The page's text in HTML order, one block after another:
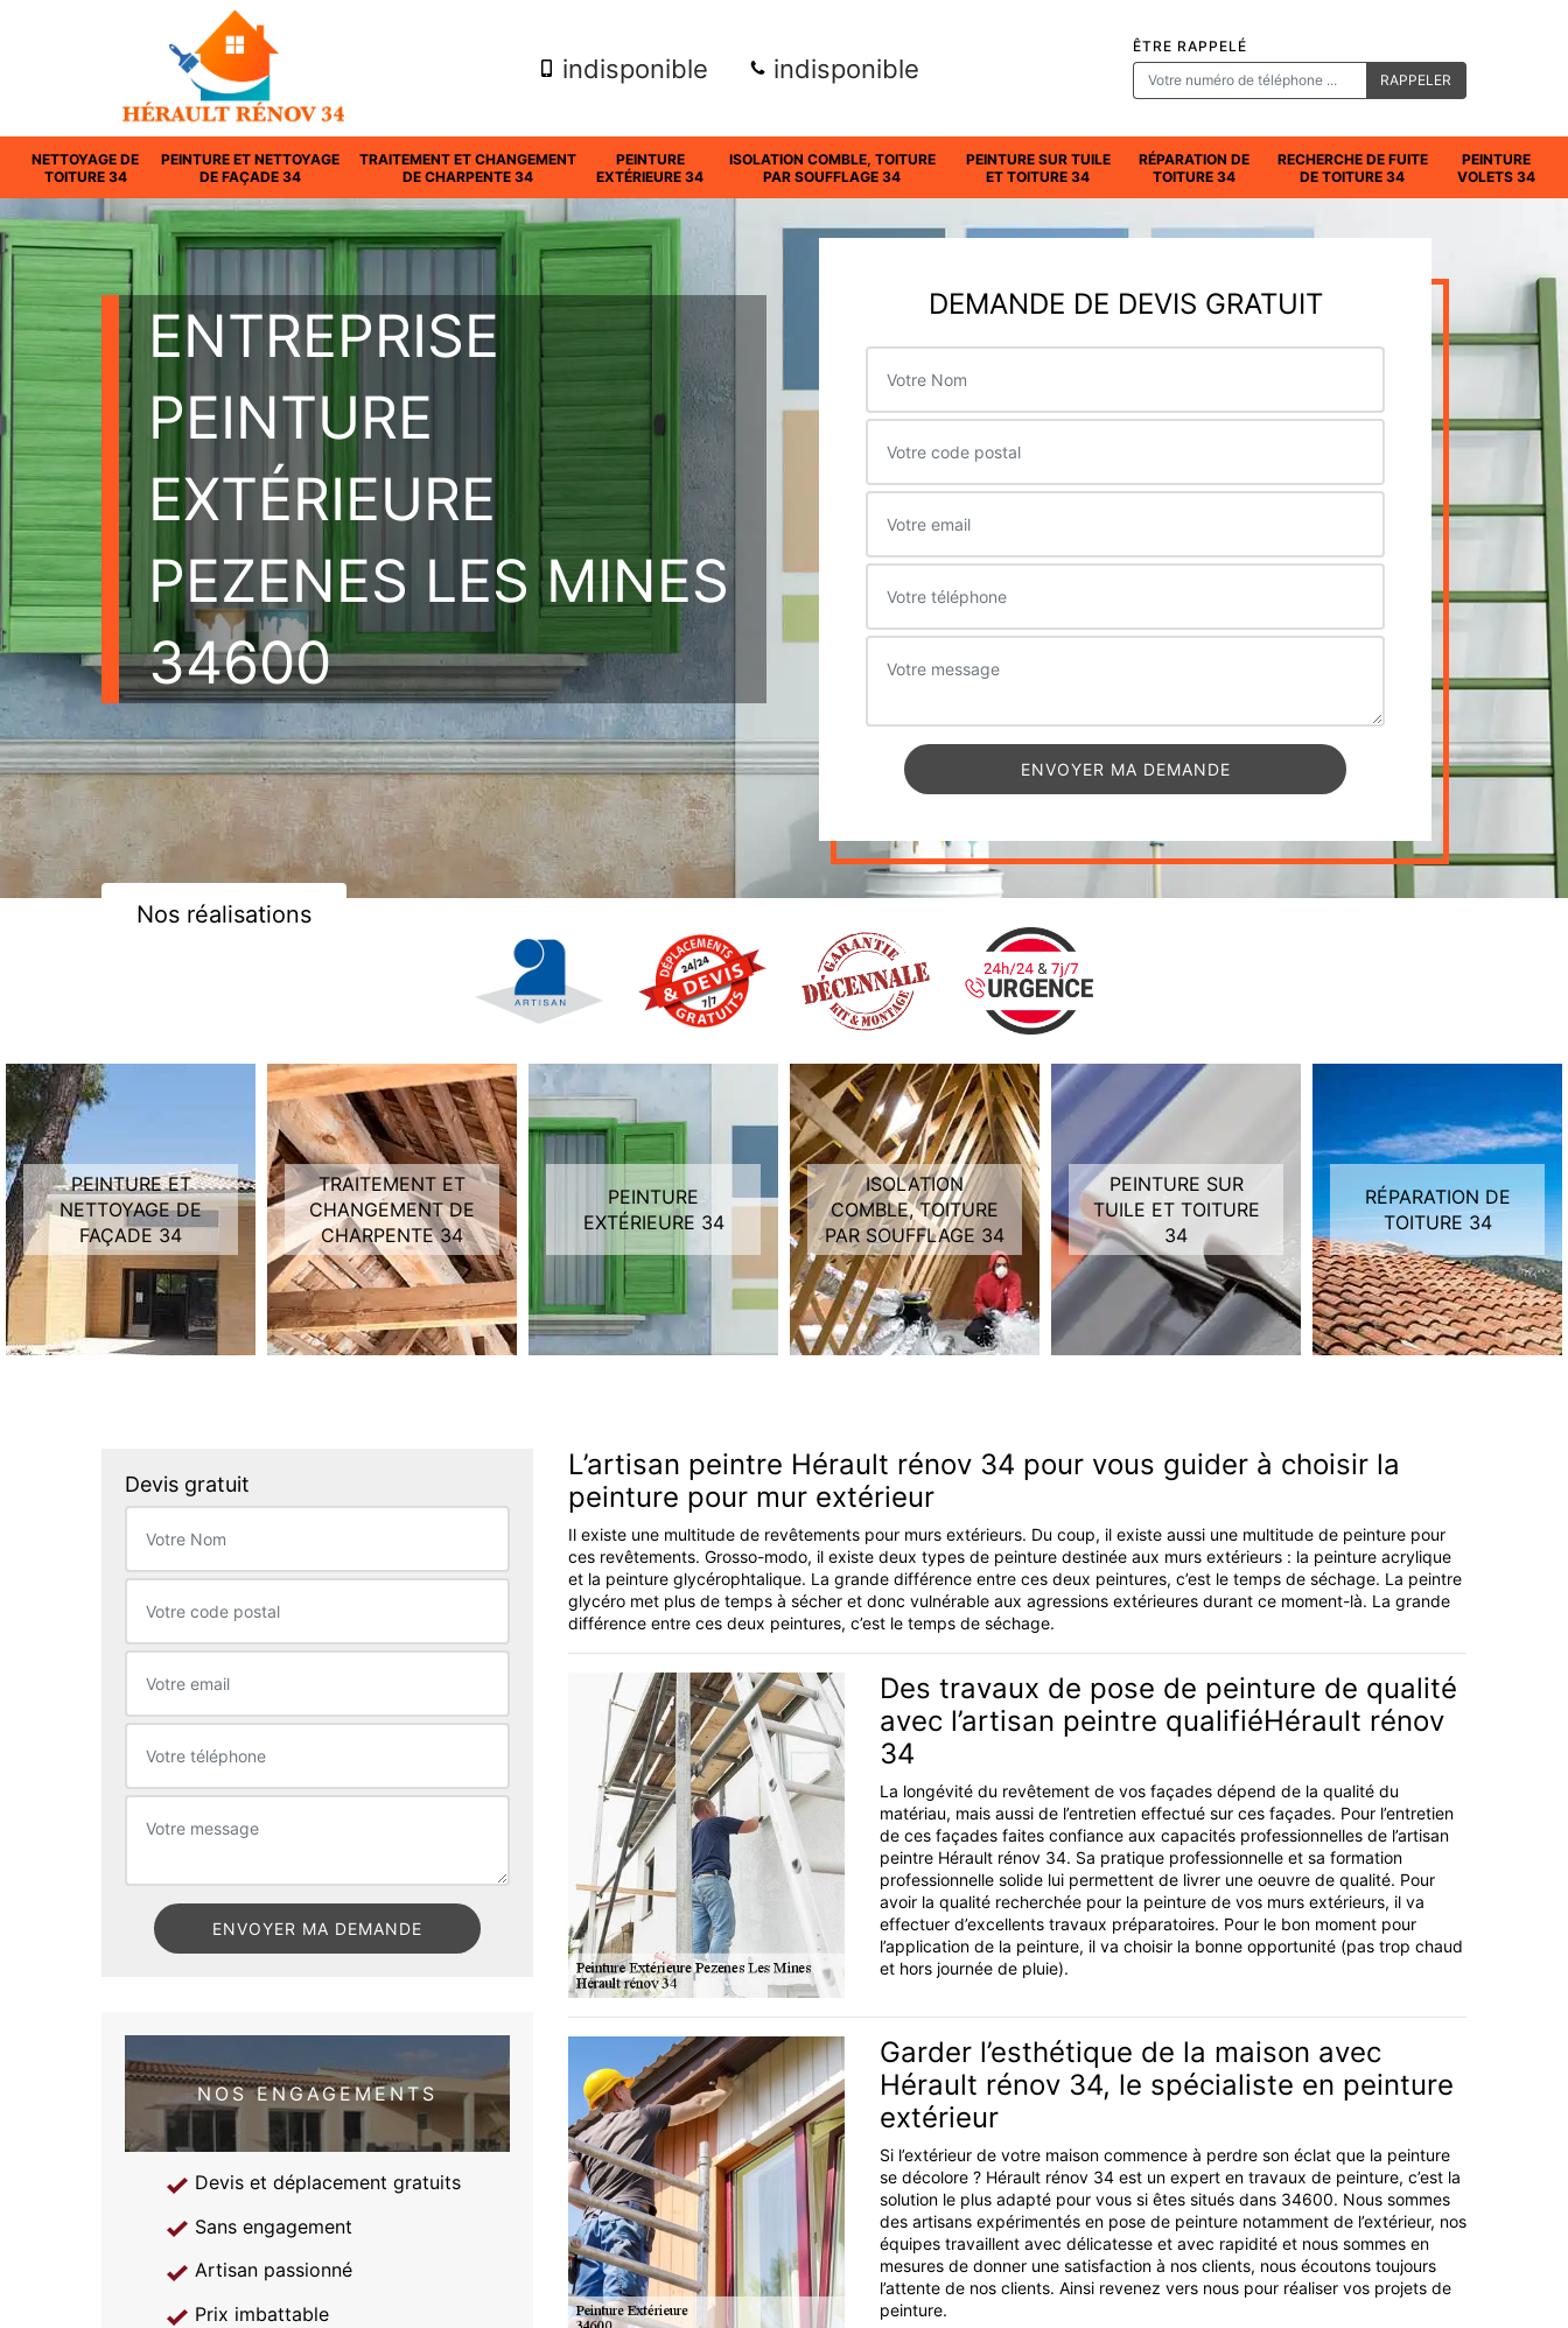
indisponible indisponible
ÊTRE RAPPELÉ
NETTOYAGE DE
TOITURE 34
PEINTURE ET NETTOYAGE
DE FAÇADE 34
TRAITEMENT ET CHANGEMENT
DE CHARPENTE 34
PEINTURE
EXTÉRIEURE 34
ISOLATION COMBLE, TOITURE
PAR SOUFFLAGE 34
PEINTURE SUR TUILE
ET TOITURE 34
RÉPARATION DE
TOITURE 34
RECHERCHE DE FUITE
DE TOITURE 34
PEINTURE
VOLETS 34
ENTREPRISE
PEINTURE
EXTÉRIEURE
PEZENES LES MINES
34600
Nos réalisations
DEMANDE DE DEVIS GRATUIT
PEINTURE ET
NETTOYAGE DE
FAÇADE 34
TRAITEMENT ET
CHANGEMENT DE
CHARPENTE 34
PEINTURE
EXTÉRIEURE 34
ISOLATION
COMBLE, TOITURE
PAR SOUFFLAGE 34
PEINTURE SUR
TUILE ET TOITURE
34
RÉPARATION DE
TOITURE 34
Devis gratuit
NOS ENGAGEMENTS
Devis et déplacement gratuits
Sans engagement
Artisan passionné
Prix imbattable
L’artisan peintre Hérault rénov 34 pour vous guider à choisir la
peinture pour mur extérieur
Il existe une multitude de revêtements pour murs extérieurs. Du coup, il existe aussi une multitude de peinture pour
ces revêtements. Grosso-modo, il existe deux types de peinture destinée aux murs extérieurs : la peinture acrylique
et la peinture glycérophtalique. La grande différence entre ces deux peintures, c’est le temps de séchage. La peintre
glycéro met plus de temps à sécher et donc vulnérable aux agressions extérieures durant ce moment-là. La grande
différence entre ces deux peintures, c’est le temps de séchage.
Des travaux de pose de peinture de qualité
avec l’artisan peintre qualifiéHérault rénov
34
La longévité du revêtement de vos façades dépend de la qualité du
matériau, mais aussi de l’entretien effectué sur ces façades. Pour l’entretien
de ces façades faites confiance aux capacités professionnelles de l’artisan
peintre Hérault rénov 34. Sa pratique professionnelle et sa formation
professionnelle solide lui permettent de livrer une oeuvre de qualité. Pour
avoir la qualité recherchée pour la peinture de vos murs extérieurs, il va
effectuer d’excellents travaux préparatoires. Pour le bon moment pour
l’application de la peinture, il va choisir la bonne opportunité (pas trop chaud
et hors journée de pluie).
Garder l’esthétique de la maison avec
Hérault rénov 34, le spécialiste en peinture
extérieur
Si l’extérieur de votre maison commence à perdre son éclat que la peinture
se décolore ? Hérault rénov 34 est un expert en travaux de peinture, c’est la
solution le plus adapté pour vous si êtes situés dans 34600. Nous sommes
des artisans expérimentés en pose de peinture notamment de l’extérieur, nos
équipes travaillent avec délicatesse et avec rapidité et nous sommes en
mesures de donner une satisfaction à nos clients, nous écoutons toujours
l’attente de nos clients. Ainsi revenez vers nous pour réaliser vos projets de
peinture.